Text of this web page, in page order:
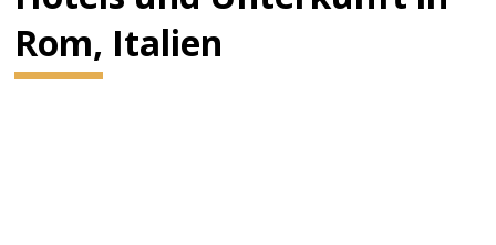
Rom, Italien